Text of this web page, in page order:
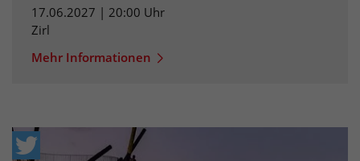
17.06.2027 | 20:00 Uhr
Zirl
Mehr Informationen